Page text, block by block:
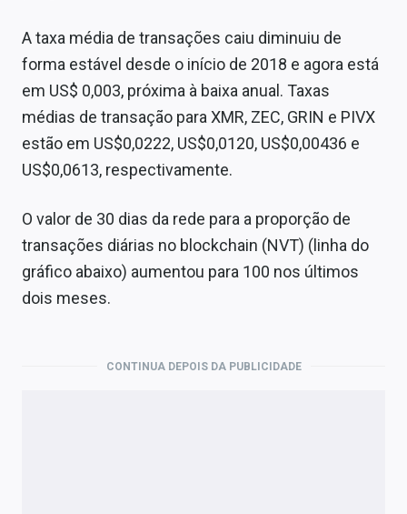
A taxa média de transações caiu diminuiu de
forma estável desde o início de 2018 e agora está
em US$ 0,003, próxima à baixa anual. Taxas
médias de transação para XMR, ZEC, GRIN e PIVX
estão em US$0,0222, US$0,0120, US$0,00436 e
US$0,0613, respectivamente.
O valor de 30 dias da rede para a proporção de
transações diárias no blockchain (NVT) (linha do
gráfico abaixo) aumentou para 100 nos últimos
dois meses.
CONTINUA DEPOIS DA PUBLICIDADE